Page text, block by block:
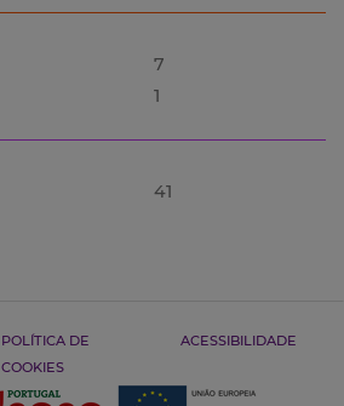
7
1
41
POLÍTICA DE
COOKIES
ACESSIBILIDADE